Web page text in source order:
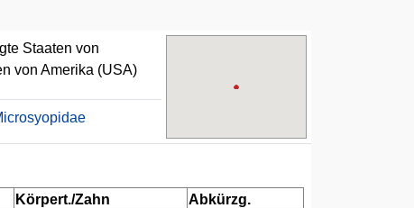
Staaten von
von Amerika (USA)
Körpert./Zahn
Abkürzg.